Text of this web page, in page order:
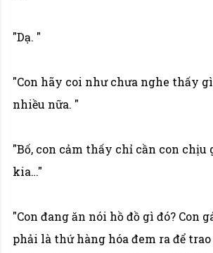
"Dạ. "
"Con hãy coi như chưa nghe thấy
nhiều nữa. "
"Bố, con cảm thấy chỉ cần con chịu
kia…"
"Con đang ăn nói hồ đồ gì đó? Con
phải là thứ hàng hóa đem ra để